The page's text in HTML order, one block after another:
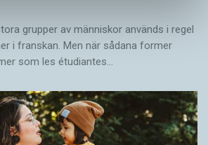
grupper av människor används i regel
i franskan. Men när sådana ­former
som les étudiantes…